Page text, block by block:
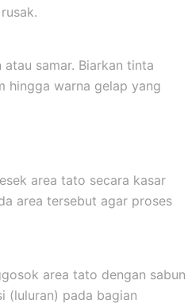
samar. Biarkan tinta
hingga warna gelap yang
area tato secara kasar
area tersebut agar proses
area tato dengan sabun
(luluran) pada bagian